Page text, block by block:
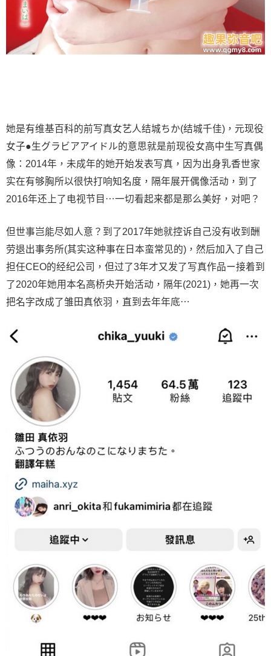
她是有维基百科的前写真女艺人结城ちか(结城千佳)，元现役
女子●生グラビアアイドル的意思就是前现役女高中生写真偶
像：2014年，未成年的她开始发表写真，因为出身乳香世家
实在有够胸所以很快打响知名度，隔年展开偶像活动，到了
2016年还上了电视节目⋯一切看起来都是那么美好，对吧？
但世事岂能尽如人意？到了2017年她就控诉自己没有收到酬
劳退出事务所(其实这种事在日本蛮常见的)，然后加入了自己
担任CEO的经纪公司，但过了3年才又发了写真作品ー接着到
了2020年她用本名高桥央开始活动，隔年(2021)，她再一次
把名字改成了雏田真依羽，直到去年年底⋯